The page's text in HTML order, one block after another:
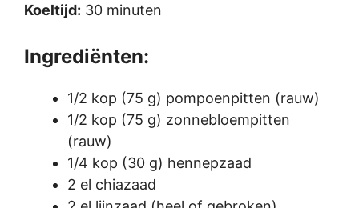
Koeltijd: 30 minuten
Ingrediënten:
1/2 kop (75 g) pompoenpitten (rauw)
1/2 kop (75 g) zonnebloempitten
(rauw)
1/4 kop (30 g) hennepzaad
2 el chiazaad